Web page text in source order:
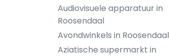
Audiovisuele apparatuur in
Roosendaal
Avondwinkels in Roosendaal
Aziatische supermarkt in